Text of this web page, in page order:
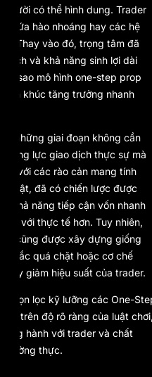
người có thể hình dung. Trader
hứa hào nhoáng hay các hệ
Thay vào đó, trọng tâm đã
bạch và khả năng sinh lợi dài
vì sao mô hình one-step prop
khúc tăng trưởng nhanh
những giai đoạn không cần
năng lực giao dịch thực sự mà
với các rào cản mang tính
luật, đã có chiến lược được
khả năng tiếp cận vốn nhanh
sát với thực tế hơn. Tuy nhiên,
cũng được xây dựng giống
tắc quá chặt hoặc cơ chế
suy giảm hiệu suất của trader.
chọn lọc kỹ lưỡng các One-
trên độ rõ ràng của luật
hành với trader và chất
trường thực.